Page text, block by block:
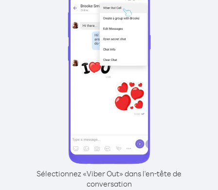
Sélectionnez «Viber Out» dans l'en-tête de
conversation